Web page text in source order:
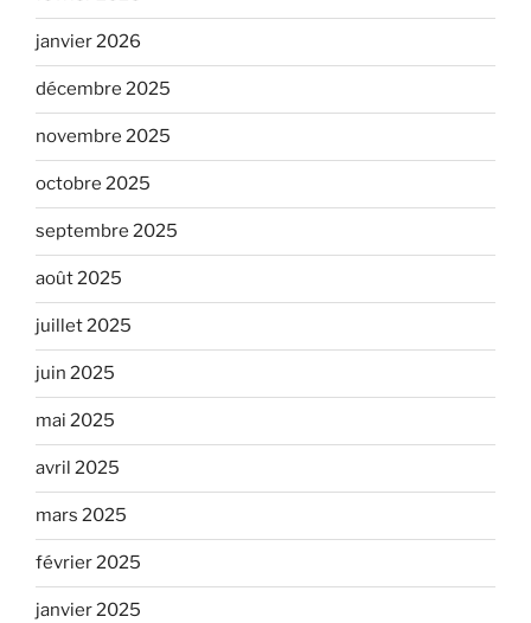
janvier 2026
décembre 2025
novembre 2025
octobre 2025
septembre 2025
août 2025
juillet 2025
juin 2025
mai 2025
avril 2025
mars 2025
février 2025
janvier 2025